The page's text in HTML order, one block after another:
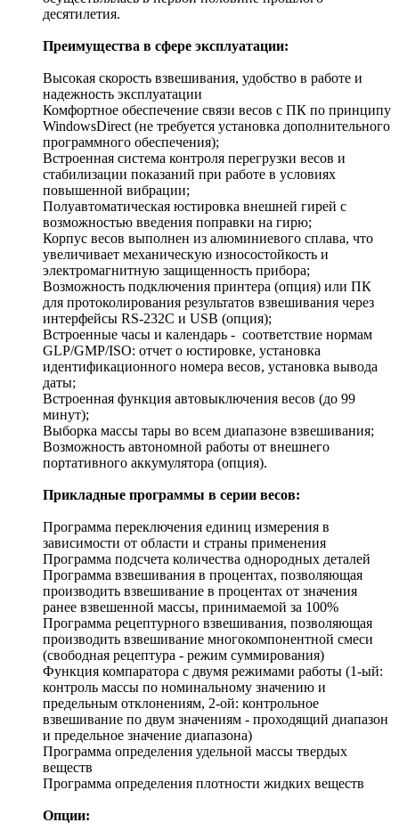
десятилетия.
Преимущества в сфере эксплуатации:
Высокая скорость взвешивания, удобство в работе и
надежность эксплуатации
Комфортное обеспечение связи весов с ПК по принципу
WindowsDirect (не требуется установка дополнительного
программного обеспечения);
Встроенная система контроля перегрузки весов и
стабилизации показаний при работе в условиях
повышенной вибрации;
Полуавтоматическая юстировка внешней гирей с
возможностью введения поправки на гирю;
Корпус весов выполнен из алюминиевого сплава, что
увеличивает механическую износостойкость и
электромагнитную защищенность прибора;
Возможность подключения принтера (опция) или ПК
для протоколирования результатов взвешивания через
интерфейсы RS-232C и USB (опция);
Встроенные часы и календарь - соответствие нормам
GLP/GMP/ISO: отчет о юстировке, установка
идентификационного номера весов, установка вывода
даты;
Встроенная функция автовыключения весов (до 99
минут);
Выборка массы тары во всем диапазоне взвешивания;
Возможность автономной работы от внешнего
портативного аккумулятора (опция).
Прикладные программы в серии весов:
Программа переключения единиц измерения в
зависимости от области и страны применения
Программа подсчета количества однородных деталей
Программа взвешивания в процентах, позволяющая
производить взвешивание в процентах от значения
ранее взвешенной массы, принимаемой за 100%
Программа рецептурного взвешивания, позволяющая
производить взвешивание многокомпонентной смеси
(свободная рецептура - режим суммирования)
Функция компаратора с двумя режимами работы (1-ый:
контроль массы по номинальному значению и
предельным отклонениям, 2-ой: контрольное
взвешивание по двум значениям - проходящий диапазон
и предельное значение диапазона)
Программа определения удельной массы твердых
веществ
Программа определения плотности жидких веществ
Опции: